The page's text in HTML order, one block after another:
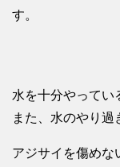
す。
水を十分やってい
また、水のやり過
アジサイを傷めな